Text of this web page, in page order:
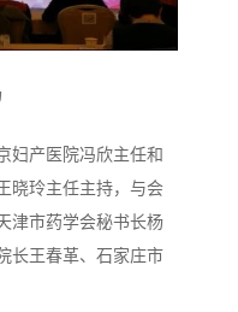
妇产医院冯欣主任和
晓玲主任主持，与会
津市药学会秘书长杨
长王春革、石家庄市